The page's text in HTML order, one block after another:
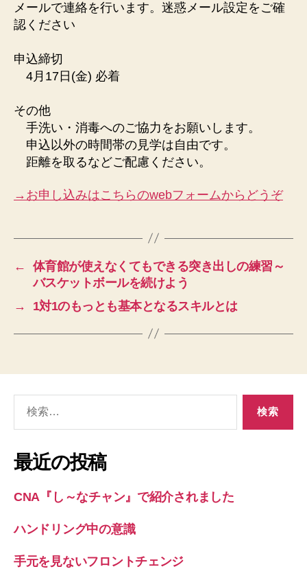
メールで連絡を行います。迷惑メール設定をご確
認ください
申込締切
4月17日(金) 必着
その他
手洗い・消毒へのご協力をお願いします。
申込以外の時間帯の見学は自由です。
距離を取るなどご配慮ください。
→お申し込みはこちらのwebフォームからどうぞ
←
体育館が使えなくてもできる突き出しの練習～
バスケットボールを続けよう
→
1対1のもっとも基本となるスキルとは
象:
最近の投稿
CNA『し～なチャン』で紹介されました
ハンドリング中の意識
手元を見ないフロントチェンジ